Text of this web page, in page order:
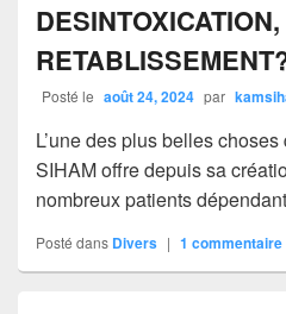
Posté le août 24, 2024 par
L’une des plus belles
SIHAM offre depuis sa
nombreux patients
Posté dans Divers | 1 commentaire